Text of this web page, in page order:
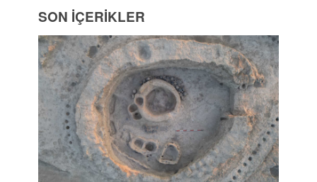
SON İÇERİKLER